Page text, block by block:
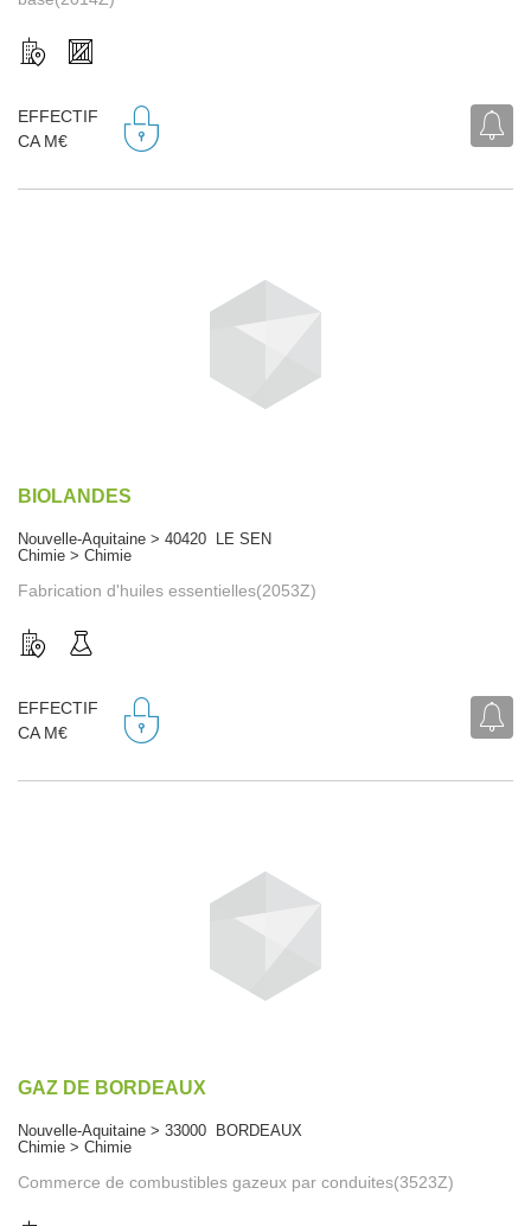
EFFECTIF
CA M€
BIOLANDES
Nouvelle-Aquitaine > 40420 LE SEN
Chimie > Chimie
Fabrication d'huiles essentielles(2053Z)
EFFECTIF
CA M€
GAZ DE BORDEAUX
Nouvelle-Aquitaine > 33000 BORDEAUX
Chimie > Chimie
Commerce de combustibles gazeux par conduites(3523Z)